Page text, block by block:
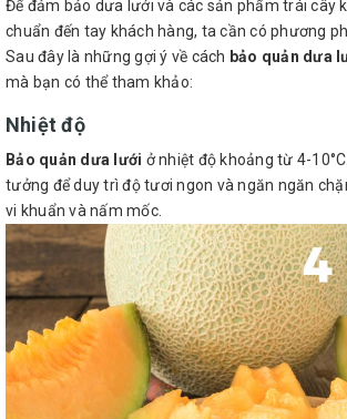
Để đảm bảo dưa lưới và các sản phẩm trái cây
chuẩn đến tay khách hàng, ta cần có phương
Sau đây là những gợi ý về cách bảo quản dưa
mà bạn có thể tham khảo:
Nhiệt độ
Bảo quản dưa lưới ở nhiệt độ khoảng từ 4-
tưởng để duy trì độ tươi ngon và ngăn ngăn
vi khuẩn và nấm mốc.